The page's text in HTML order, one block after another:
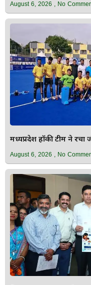
August 6, 2026 No
मध्यप्रदेश हॉकी टीम ने रचा
August 6, 2026 No